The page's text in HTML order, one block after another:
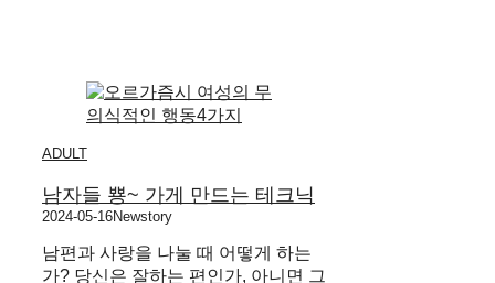
ADULT
남자들 뿅~ 가게 만드는 테크닉
2024-05-16Newstory
남편과 사랑을 나눌 때 어떻게 하는
가? 당신은 잘하는 편인가, 아니면 그